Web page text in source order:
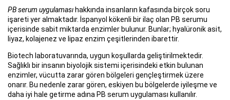
PB serum uygulaması hakkında insanların kafasında birçok soru
işareti yer almaktadır. İspanyol kökenli bir ilaç olan PB serumu
içerisinde sabit miktarda enzimler bulunur. Bunlar; hyalüronik asit,
liyaz, kolajenez ve lipaz enzim çeşitlerinden ibarettir.
Biotech laboratuvarında, uygun koşullarda geliştirilmektedir.
Sağlıklı bir insanın biyolojik sistemi içerisindeki etkin bulunan
enzimler, vücutta zarar gören bölgeleri gençleştirmek üzere
onarır. Bu nedenle zarar gören, eskiyen bu bölgelerde iyileşme ve
daha iyi hale getirme adına PB serum uygulaması kullanılır.